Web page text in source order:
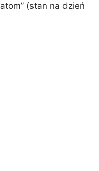
(stan na dzień